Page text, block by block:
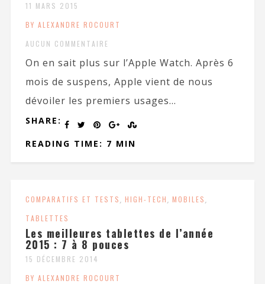
11 MARS 2015
BY ALEXANDRE ROCOURT
AUCUN COMMENTAIRE
On en sait plus sur l’Apple Watch. Après 6
mois de suspens, Apple vient de nous
dévoiler les premiers usages...
SHARE:
READING TIME: 7 MIN
COMPARATIFS ET TESTS, HIGH-TECH, MOBILES,
TABLETTES
Les meilleures tablettes de l’année
2015 : 7 à 8 pouces
15 DÉCEMBRE 2014
BY ALEXANDRE ROCOURT